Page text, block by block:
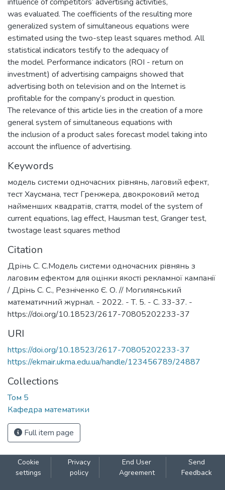
was evaluated. The coefficients of the resulting more
generalized system of simultaneous equations were
estimated using the two-step least squares method. All
statistical indicators testify to the adequacy of
the model. Performance indicators (ROI - return on
investment) of advertising campaigns showed that
advertising both on television and on the Internet is
profitable for the company’s product in question.
The relevance of this article lies in the creation of a more
general system of simultaneous equations with
the inclusion of a product sales forecast model taking into
account the influence of advertising.
Keywords
модель системи одночасних рівнянь, лаговий ефект,
тест Хаусмана, тест Гренжера, двокроковий метод
найменших квадратів, стаття, model of the system of
current equations, lag effect, Hausman test, Granger test,
twostage least squares method
Citation
Дрінь С. С.Модель системи одночасних рiвнянь з
лаговим ефектом для оцiнки якостi рекламної кампанiї
/ Дрiнь C. C., Резнiченко Є. О. // Могилянський
математичний журнал. - 2022. - Т. 5. - С. 33-37. -
https://doi.org/10.18523/2617-70805202233-37
URI
https://doi.org/10.18523/2617-70805202233-37
https://ekmair.ukma.edu.ua/handle/123456789/24887
Collections
Том 5
Кафедра математики
Full item page
Cookie
settings
Privacy
policy
End User
Agreement
Send
Feedback